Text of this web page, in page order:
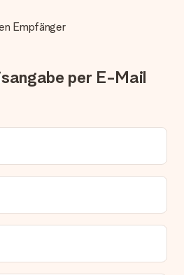
meine Erwartungen nicht
Bestellung mitverschickt?
zu deiner Bestellung erhältst du
und kannst sie jederzeit in
Empfänger
per E-Mail